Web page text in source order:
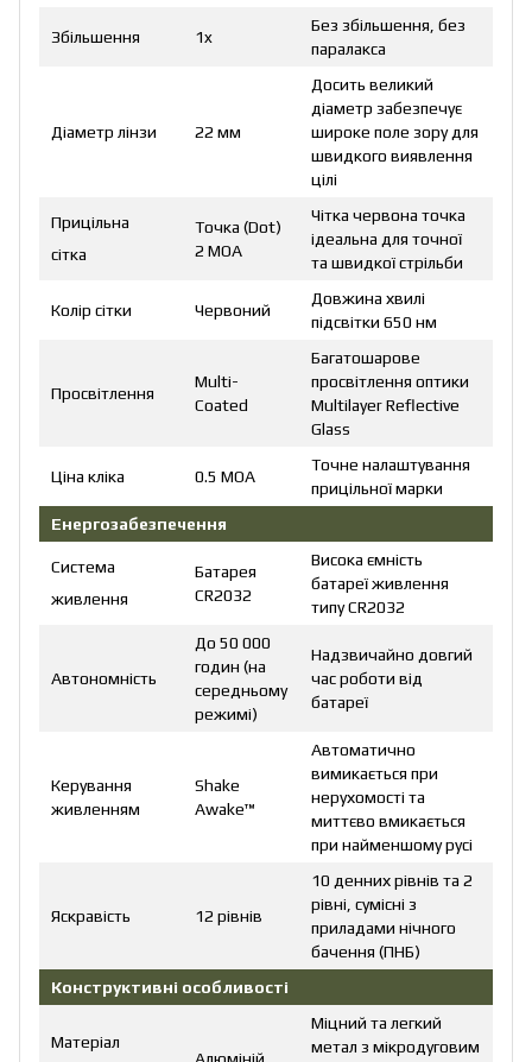
Збільшення 1x
Без збільшення, без
паралакса
Діаметр лінзи 22 мм
Досить великий
діаметр забезпечує
широке поле зору для
швидкого виявлення
цілі
Прицільна
сітка
Точка (Dot)
2 МОА
Чітка червона точка
ідеальна для точної
та швидкої стрільби
Колір сітки Червоний
Довжина хвилі
підсвітки 650 нм
Просвітлення
Multi-
Coated
Багатошарове
просвітлення оптики
Multilayer Reflective
Glass
Ціна кліка 0.5 МОА
Точне налаштування
прицільної марки
Енергозабезпечення
Система
живлення
Батарея
CR2032
Висока ємність
батареї живлення
типу CR2032
Автономність
До 50 000
годин (на
середньому
режимі)
Надзвичайно довгий
час роботи від
батареї
Керування
живленням
Shake
Awake™
Автоматично
вимикається при
нерухомості та
миттєво вмикається
при найменшому русі
Яскравість 12 рівнів
10 денних рівнів та 2
рівні, сумісні з
приладами нічного
бачення (ПНБ)
Конструктивні особливості
Матеріал
Алюміній
Міцний та легкий
метал з мікродуговим